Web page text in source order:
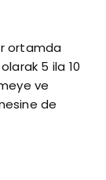
ortamda
5 ila 10
ve
de